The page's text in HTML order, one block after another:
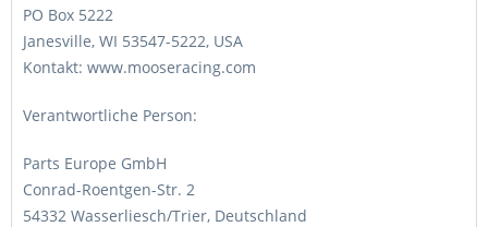
PO Box 5222
Janesville, WI 53547-5222, USA
Kontakt: www.mooseracing.com
Verantwortliche Person:
Parts Europe GmbH
Conrad-Roentgen-Str. 2
54332 Wasserliesch/Trier, Deutschland